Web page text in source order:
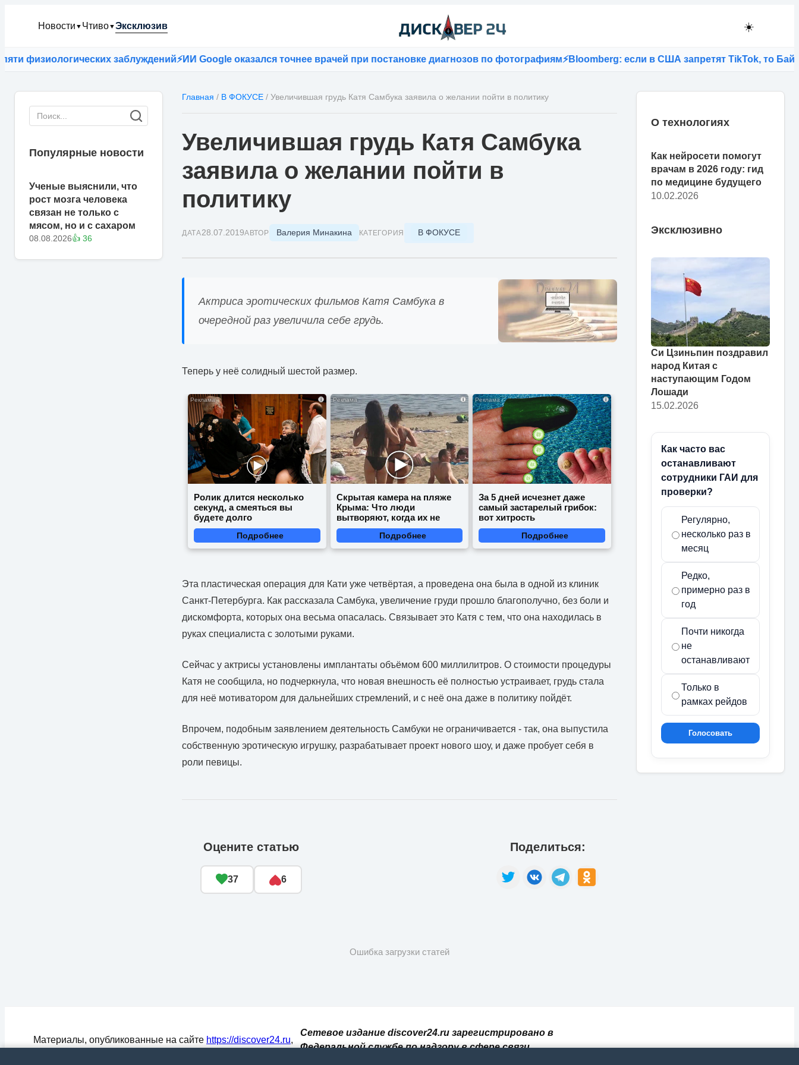
Новости ▼ Чтиво▼Эксклюзив ☀️
заблуждений⚡ИИ Google оказался точнее врачей при постановке диагнозов по фотографиям⚡Bloomberg: если в США запретят TikTok, то Байден
Популярные новости
Ученые выяснили, что
рост мозга человека
связан не только с
мясом, но и с сахаром
08.08.2026👍 36
Главная / В ФОКУСЕ / Увеличившая грудь Катя Самбука заявила о желании пойти в политику
Увеличившая грудь Катя Самбука
заявила о желании пойти в
политику
ДАТА28.07.2019АВТОР Валерия Минакина КАТЕГОРИЯ В ФОКУСЕ
Актриса эротических фильмов Катя Самбука в
очередной раз увеличила себе грудь.
Теперь у неё солидный шестой размер.
i
Ролик длится несколько
секунд, а смеяться вы
будете долго
Подробнее
i
Скрытая камера на пляже
Крыма: Что люди
вытворяют, когда их не
видят...
Подробнее
i
За 5 дней исчезнет даже
самый застарелый грибок:
вот хитрость
Подробнее
Эта пластическая операция для Кати уже четвёртая, а проведена она была в одной из клиник
Санкт-Петербурга. Как рассказала Самбука, увеличение груди прошло благополучно, без боли и
дискомфорта, которых она весьма опасалась. Связывает это Катя с тем, что она находилась в
руках специалиста с золотыми руками.
Сейчас у актрисы установлены имплантаты объёмом 600 миллилитров. О стоимости процедуры
Катя не сообщила, но подчеркнула, что новая внешность её полностью устраивает, грудь стала
для неё мотиватором для дальнейших стремлений, и с неё она даже в политику пойдёт.
Впрочем, подобным заявлением деятельность Самбуки не ограничивается - так, она выпустила
собственную эротическую игрушку, разрабатывает проект нового шоу, и даже пробует себя в
роли певицы.
Оцените статью
37 6
Поделиться:
Ошибка загрузки статей
О технологиях
Как нейросети помогут
врачам в 2026 году: гид
по медицине будущего
10.02.2026
Эксклюзивно
Си Цзиньпин поздравил
народ Китая с
наступающим Годом
Лошади
15.02.2026
Как часто вас
останавливают
сотрудники ГАИ для
проверки?
Регулярно,
несколько раз в
месяц
Редко,
примерно раз в
год
Почти никогда
не
останавливают
Только в
рамках рейдов
Голосовать
Сетевое издание discover24.ru зарегистрировано в
Федеральной службе по надзору в сфере связи,
Материалы, опубликованные на сайте https://discover24.ru,